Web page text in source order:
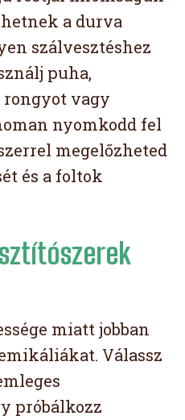
a durva
szálvesztéshez
puha,
rongyot vagy
nyomkodd fel
megelőzheted
és a foltok
miatt jobban
Válassz
próbálkozz